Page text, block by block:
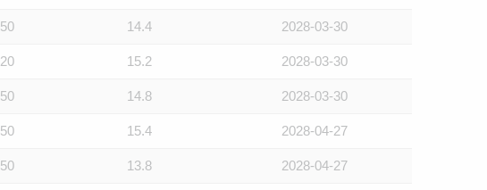
14.4 2028-03-30
15.2 2028-03-30
14.8 2028-03-30
15.4 2028-04-27
13.8 2028-04-27